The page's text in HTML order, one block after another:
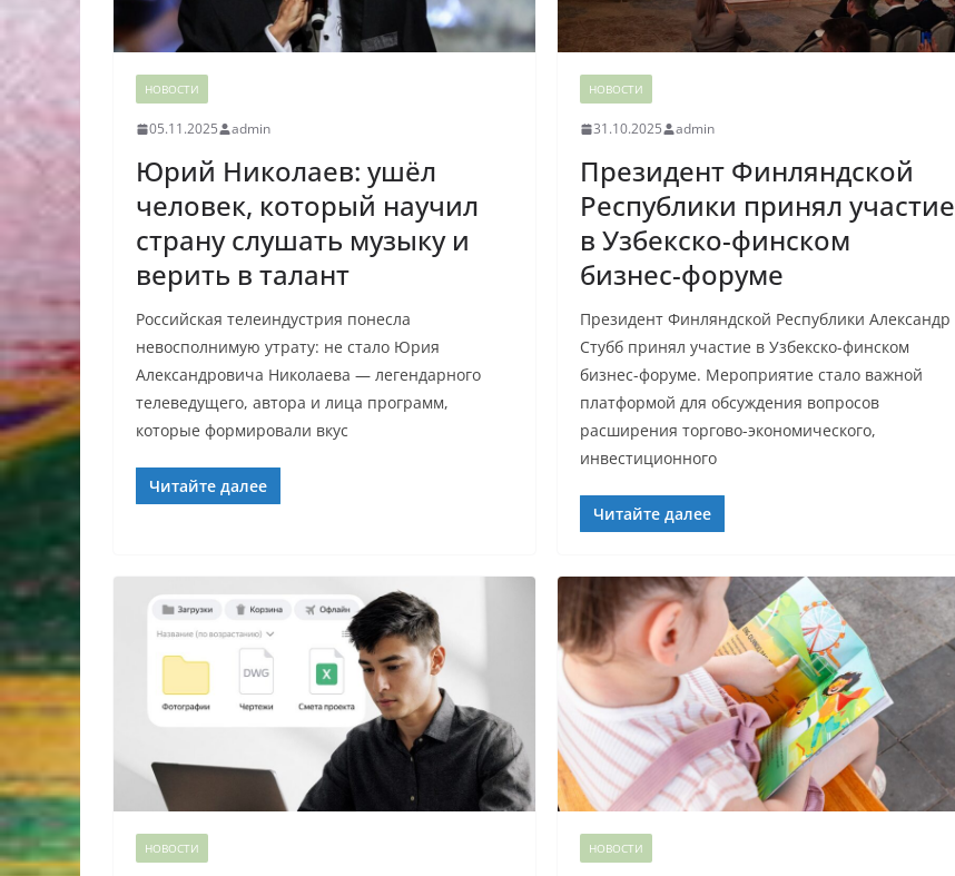
НОВОСТИ
05.11.2025 admin
Юрий Николаев: ушёл
человек, который научил
страну слушать музыку и
верить в талант
Российская телеиндустрия понесла
невосполнимую утрату: не стало Юрия
Александровича Николаева — легендарного
телеведущего, автора и лица программ,
которые формировали вкус
Читайте далее
НОВОСТИ
31.10.2025 admin
Президент Финляндской
Республики принял участие
в Узбекско-финском
бизнес-форуме
Президент Финляндской Республики Александр
Стубб принял участие в Узбекско-финском
бизнес-форуме. Мероприятие стало важной
платформой для обсуждения вопросов
расширения торгово-экономического,
инвестиционного
Читайте далее
НОВОСТИ НОВОСТИ